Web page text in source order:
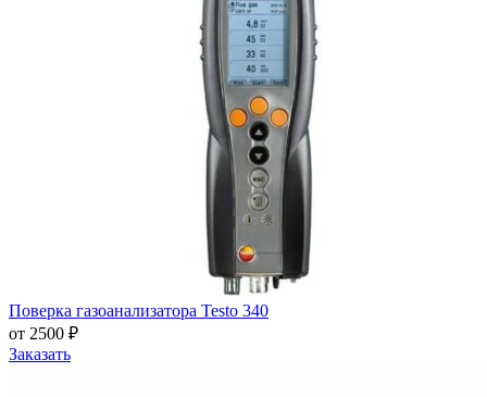
Поверка газоанализатора Testo 340
от 2500 ₽
Заказать